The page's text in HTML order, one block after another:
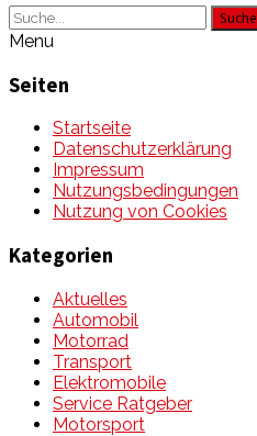
Suche
Menu
Seiten
Startseite
Datenschutzerklärung
Impressum
Nutzungsbedingungen
Nutzung von Cookies
Kategorien
Aktuelles
Automobil
Motorrad
Transport
Elektromobile
Service Ratgeber
Motorsport